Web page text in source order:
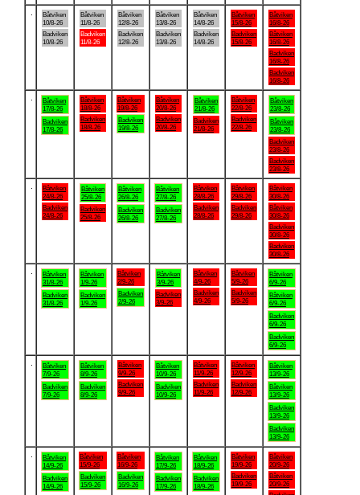
Båtviken
10/8-26
Badviken
10/8-26
Båtviken
11/8-26
Badviken
11/8-26
Båtviken
12/8-26
Badviken
12/8-26
Båtviken
13/8-26
Badviken
13/8-26
Båtviken
14/8-26
Badviken
14/8-26
Båtviken
15/8-26
Badviken
15/8-26
Båtviken
16/8-26
Båtviken
16/8-26
Badviken
16/8-26
Badviken
16/8-26
Båtviken
17/8-26
Badviken
17/8-26
Båtviken
18/8-26
Badviken
18/8-26
Båtviken
19/8-26
Badviken
19/8-26
Båtviken
20/8-26
Badviken
20/8-26
Båtviken
21/8-26
Badviken
21/8-26
Båtviken
22/8-26
Badviken
22/8-26
Båtviken
23/8-26
Båtviken
23/8-26
Badviken
23/8-26
Badviken
23/8-26
Båtviken
24/8-26
Badviken
24/8-26
Båtviken
25/8-26
Badviken
25/8-26
Båtviken
26/8-26
Badviken
26/8-26
Båtviken
27/8-26
Badviken
27/8-26
Båtviken
28/8-26
Badviken
28/8-26
Båtviken
29/8-26
Badviken
29/8-26
Båtviken
30/8-26
Båtviken
30/8-26
Badviken
30/8-26
Badviken
30/8-26
Båtviken
31/8-26
Badviken
31/8-26
Båtviken
1/9-26
Badviken
1/9-26
Båtviken
2/9-26
Badviken
2/9-26
Båtviken
3/9-26
Badviken
3/9-26
Båtviken
4/9-26
Badviken
4/9-26
Båtviken
5/9-26
Badviken
5/9-26
Båtviken
6/9-26
Båtviken
6/9-26
Badviken
6/9-26
Badviken
6/9-26
Båtviken
7/9-26
Badviken
7/9-26
Båtviken
8/9-26
Badviken
8/9-26
Båtviken
9/9-26
Badviken
9/9-26
Båtviken
10/9-26
Badviken
10/9-26
Båtviken
11/9-26
Badviken
11/9-26
Båtviken
12/9-26
Badviken
12/9-26
Båtviken
13/9-26
Båtviken
13/9-26
Badviken
13/9-26
Badviken
13/9-26
Båtviken
14/9-26
Badviken
14/9-26
Båtviken
15/9-26
Badviken
15/9-26
Båtviken
16/9-26
Badviken
16/9-26
Båtviken
17/9-26
Badviken
17/9-26
Båtviken
18/9-26
Badviken
18/9-26
Båtviken
19/9-26
Badviken
19/9-26
Båtviken
20/9-26
Båtviken
20/9-26